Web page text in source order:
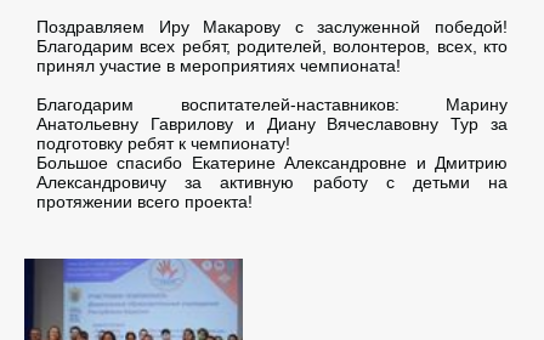
Поздравляем Иру Макарову с заслуженной победой!
Благодарим всех ребят, родителей, волонтеров, всех, кто
принял участие в мероприятиях чемпионата!
Благодарим воспитателей-наставников: Марину
Анатольевну Гаврилову и Диану Вячеславовну Тур за
подготовку ребят к чемпионату!
Большое спасибо Екатерине Александровне и Дмитрию
Александровичу за активную работу с детьми на
протяжении всего проекта!